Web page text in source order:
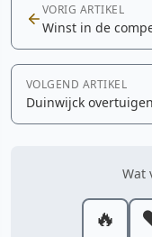
VORIG ARTIKEL
Winst in de
VOLGEND ARTIKEL
Duinwijck
Wat
🔥